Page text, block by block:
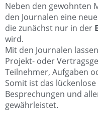
Neben den gewohnten
den Journalen eine
die zunächst nur in der
wird.
Mit den Journalen
Projekt- oder
Teilnehmer, Aufgaben
Somit ist das
Besprechungen und
gewährleistet.